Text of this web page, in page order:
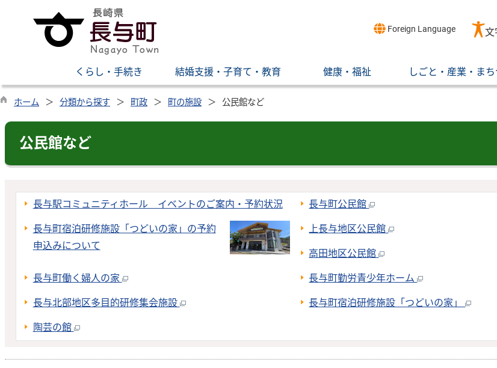
Foreign Language 文
くらし・手続き 結婚支援・子育て・教育 健康・福祉 しごと・産業・まち
ホーム 分類から探す 町政 町の施設 公民館など
公民館など
長与駅コミュニティホール イベントのご案内・予約状況 長与町公民館
長与町宿泊研修施設「つどいの家」の予約
申込みについて
上長与地区公民館
高田地区公民館
長与町働く婦人の家 長与町勤労青少年ホーム
長与北部地区多目的研修集会施設 長与町宿泊研修施設「つどいの家」
陶芸の館